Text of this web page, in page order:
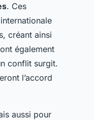
. Ces
créant ainsi
également
conflit surgit.
l’accord
aussi pour